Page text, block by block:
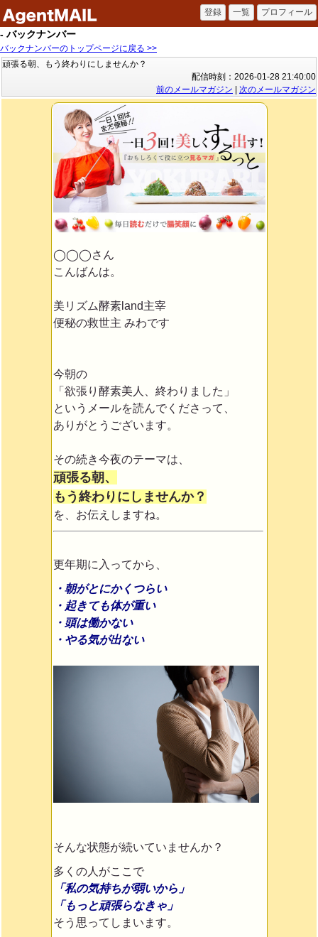
- バックナンバー
バックナンバーのトップページに戻る >>
頑張る朝、もう終わりにしませんか？
配信時刻：2026-01-28 21:40:00
前のメールマガジン
次のメールマガジン
◯◯◯さん
こんばんは。
美リズム酵素land主宰
便秘の救世主 みわです
今朝の
「欲張り酵素美人、終わりました」
というメールを読んでくださって、
ありがとうございます。
その続き今夜のテーマは、
頑張る朝、
もう終わりにしませんか？
を、お伝えしますね。
更年期に入ってから、
・朝がとにかくつらい
・起きても体が重い
・頭は働かない
・やる気が出ない
そんな状態が続いていませんか？
多くの人がここで
「私の気持ちが弱いから」
「もっと頑張らなきゃ」
そう思ってしまいます。